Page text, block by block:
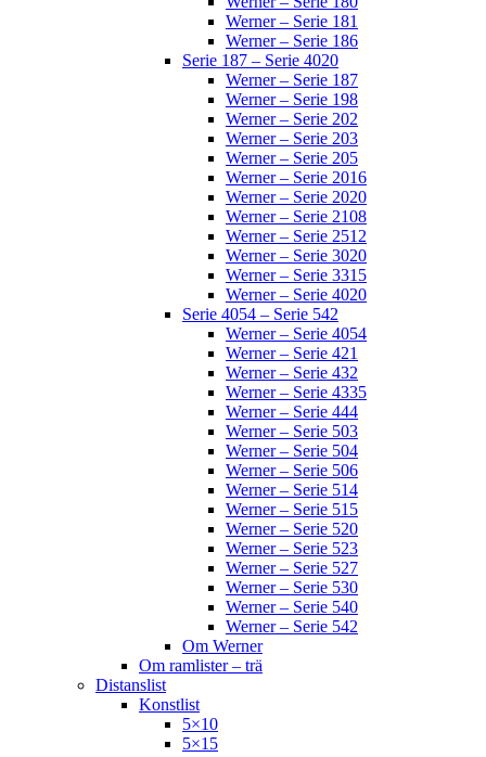
Werner – Serie 181
Werner – Serie 186
Serie 187 – Serie 4020
Werner – Serie 187
Werner – Serie 198
Werner – Serie 202
Werner – Serie 203
Werner – Serie 205
Werner – Serie 2016
Werner – Serie 2020
Werner – Serie 2108
Werner – Serie 2512
Werner – Serie 3020
Werner – Serie 3315
Werner – Serie 4020
Serie 4054 – Serie 542
Werner – Serie 4054
Werner – Serie 421
Werner – Serie 432
Werner – Serie 4335
Werner – Serie 444
Werner – Serie 503
Werner – Serie 504
Werner – Serie 506
Werner – Serie 514
Werner – Serie 515
Werner – Serie 520
Werner – Serie 523
Werner – Serie 527
Werner – Serie 530
Werner – Serie 540
Werner – Serie 542
Om Werner
Om ramlister – trä
Distanslist
Konstlist
5×10
5×15